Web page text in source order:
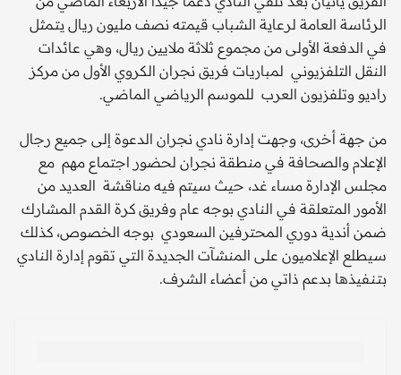
الرئاسة العامة لرعاية الشباب قيمته نصف مليون ريال يتـمثل
في الدفعة الأولى من مجموع ثلاثة ملايين ريال، وهي عائدات
النقل التلفزيوني لمباريات فريق نجران الكروي الأول من مركز
راديو وتلفزيون العرب للموسم الرياضي الماضي.
من جهة أخرى، وجهت إدارة نادي نجران الدعوة إلى جميع رجال
الإعلام والصحافة في منطقة نجران لحضور اجتماع مهم مع
مجلس الإدارة مساء غد، حيث سيتم فيه مناقشة العديد من
الأمور المتعلقة في النادي بوجه عام وفريق كرة القدم المشارك
ضمن أندية دوري المحترفين السعودي بوجه الخصوص، كذلك
سيطلع الإعلاميون على المنشآت الجديدة التي تقوم إدارة النادي
بتـنـفيذها بدعم ذاتي من أعضاء الشرف.